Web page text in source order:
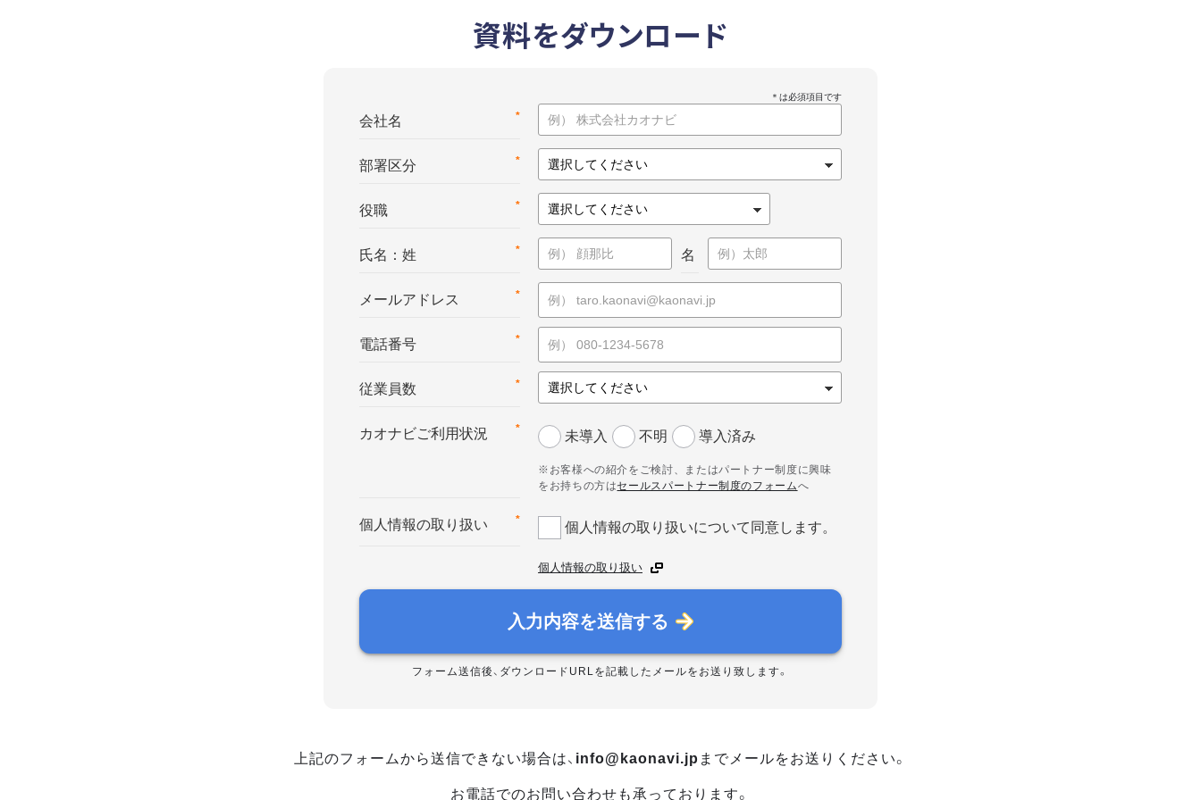
資料をダウンロード
*
会社名
*
部署区分
*
役職
*
氏名：姓 名
*
メールアドレス
*
電話番号
*
従業員数
*
カオナビご利用状況 未導入 不明 導入済み
※お客様への紹介をご検討、またはパートナー制度に興味
をお持ちの方はセールスパートナー制度のフォームへ
*
個人情報の取り扱い 個人情報の取り扱いについて同意します。
個人情報の取り扱い
入力内容を送信する
フォーム送信後、ダウンロードURLを記載したメールをお送り致します。
上記のフォームから送信できない場合は、 info@kaonavi.jp までメールをお送りください。
お電話でのお問い合わせも承っております。